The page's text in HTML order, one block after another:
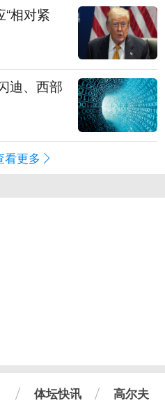
相对紧
迪、西部
看更多
体坛快讯 高尔夫